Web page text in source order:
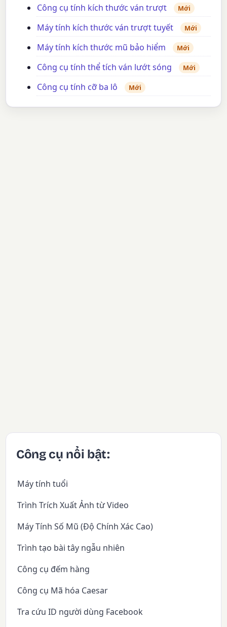
Công cụ tính kích thước ván trượt Mới
Máy tính kích thước ván trượt tuyết Mới
Máy tính kích thước mũ bảo hiểm Mới
Công cụ tính thể tích ván lướt sóng Mới
Công cụ tính cỡ ba lô Mới
Công cụ nổi bật:
Máy tính tuổi
Trình Trích Xuất Ảnh từ Video
Máy Tính Số Mũ (Độ Chính Xác Cao)
Trình tạo bài tây ngẫu nhiên
Công cụ đếm hàng
Công cụ Mã hóa Caesar
Tra cứu ID người dùng Facebook